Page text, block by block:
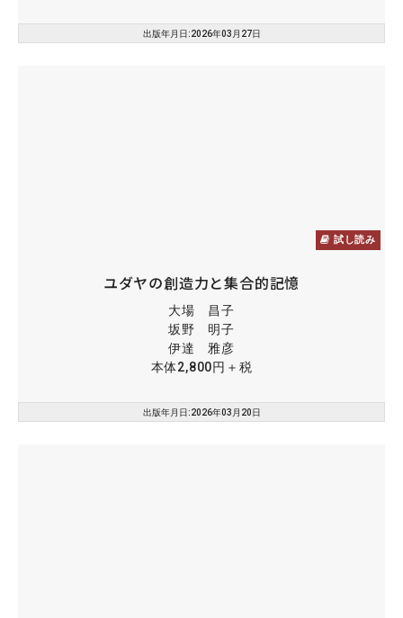
出版年月日:2026年03月27日
試し読み
ユダヤの創造力と集合的記憶
大場 昌子
坂野 明子
伊達 雅彦
本体2,800円＋税
出版年月日:2026年03月20日